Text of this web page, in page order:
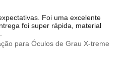
Foi uma excelente
foi super rápida, material
para Óculos de Grau X-treme